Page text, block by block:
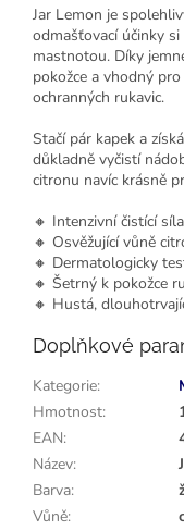
Jar Lemon je
odmašťovací účinky
mastnotou. Díky
pokožce a vhodný
ochranných rukavic.
Stačí pár kapek a
důkladně vyčistí
citronu navíc krásně
🔸 Intenzivní čistící
🔸 Osvěžující vůně
🔸 Dermatologicky
🔸 Šetrný k pokožce
🔸 Hustá,
Doplňkové
Kategorie:
Hmotnost:
EAN:
Název:
Barva:
Vůně: